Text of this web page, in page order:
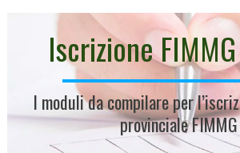
Iscrizione
I moduli da compilare per
provinciale FIMMG